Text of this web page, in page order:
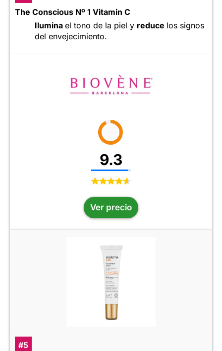
The Conscious Nº 1 Vitamin C
Ilumina el tono de la piel y reduce los signos
del envejecimiento.
9.3
Ver precio
#5